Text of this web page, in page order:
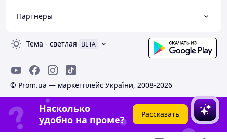
Партнеры
Тема - светлая BETA
© Prom.ua — маркетплейс України, 2008-2026
Насколько
удобно на проме?
Рассказать